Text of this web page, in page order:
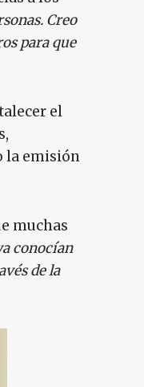
Creo
para que
el
la emisión
muchas
conocían
de la